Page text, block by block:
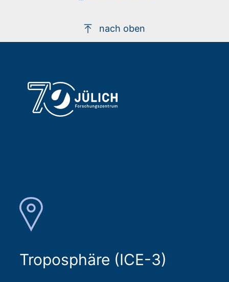
nach oben
Troposphäre (ICE-3)